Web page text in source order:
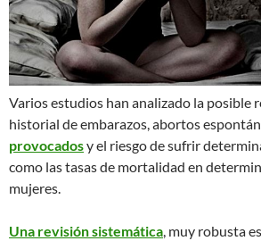
Varios estudios han analizado la posible
historial de embarazos, abortos
provocadosy el riesgo de sufrir
como las tasas de mortalidad en
mujeres.
Una revisión sistemática, muy robusta